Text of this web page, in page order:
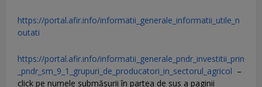
https://portal.afir.info/informatii_generale_informatii_utile_n
outati
https://portal.afir.info/informatii_generale_pndr_investitii_prin
_pndr_sm_9_1_grupuri_de_producatori_in_sectorul_agricol –
click pe numele submăsurii în partea de sus a paginii